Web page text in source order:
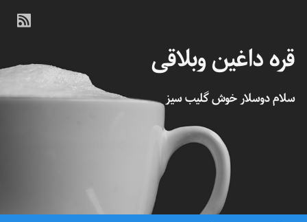
قره داغین وبلاقی
سلام دوسلار خوش گلیب سیز